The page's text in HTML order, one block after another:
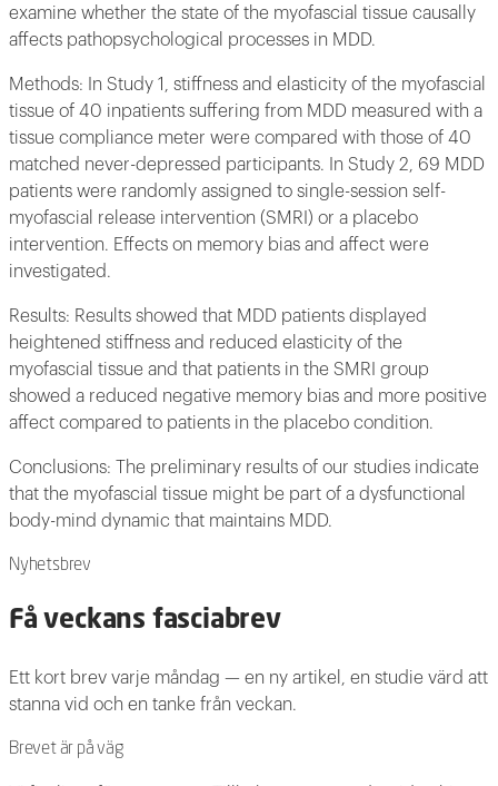
examine whether the state of the myofascial tissue causally
affects pathopsychological processes in MDD.
Methods: In Study 1, stiffness and elasticity of the myofascial
tissue of 40 inpatients suffering from MDD measured with a
tissue compliance meter were compared with those of 40
matched never-depressed participants. In Study 2, 69 MDD
patients were randomly assigned to single-session self-
myofascial release intervention (SMRI) or a placebo
intervention. Effects on memory bias and affect were
investigated.
Results: Results showed that MDD patients displayed
heightened stiffness and reduced elasticity of the
myofascial tissue and that patients in the SMRI group
showed a reduced negative memory bias and more positive
affect compared to patients in the placebo condition.
Conclusions: The preliminary results of our studies indicate
that the myofascial tissue might be part of a dysfunctional
body-mind dynamic that maintains MDD.
Nyhetsbrev
Få veckans fasciabrev
Ett kort brev varje måndag — en ny artikel, en studie värd att
stanna vid och en tanke från veckan.
Brevet är på väg